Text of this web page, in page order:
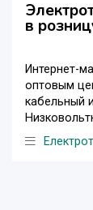
в
Интернет-
оптовым
кабельный